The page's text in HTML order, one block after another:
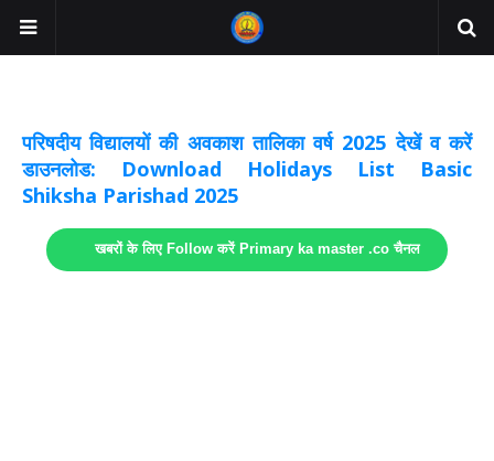
परिषदीय विद्यालयों की अवकाश तालिका वर्ष 2025 देखें व करें
डाउनलोड: Download Holidays List Basic
Shiksha Parishad 2025
खबरों के लिए Follow करें Primary ka master .co चैनल